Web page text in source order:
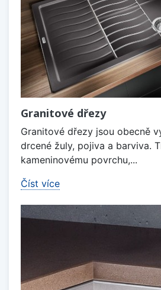
Granitové dřezy
Granitové dřezy jsou obecně
drcené žuly, pojiva a barviva.
kameninovému povrchu,...
Číst více